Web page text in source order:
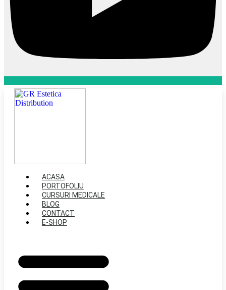
ACASA
PORTOFOLIU
CURSURI MEDICALE
BLOG
CONTACT
E-SHOP